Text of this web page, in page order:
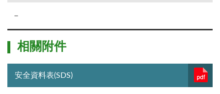
－
相關附件
安全資料表(SDS)